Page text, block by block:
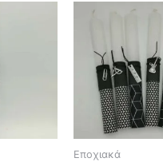
Εποχιακά